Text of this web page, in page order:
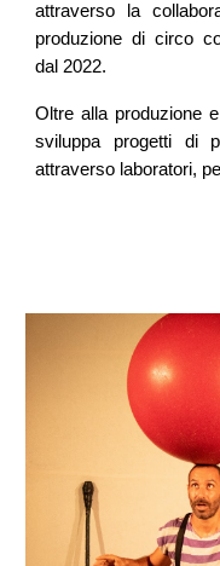
attraverso la
produzione di circo
dal 2022.
Oltre alla produzione
sviluppa progetti di
attraverso laboratori,